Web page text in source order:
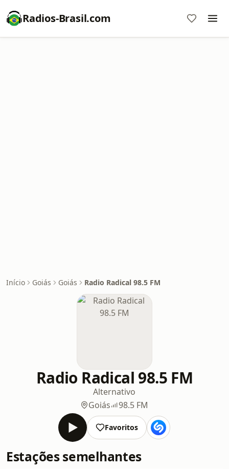
Radios-Brasil.com
Início Goiás Goiás Radio Radical 98.5 FM
Radio Radical 98.5 FM
Alternativo
Goiás
98.5 FM
Favoritos
Estações semelhantes